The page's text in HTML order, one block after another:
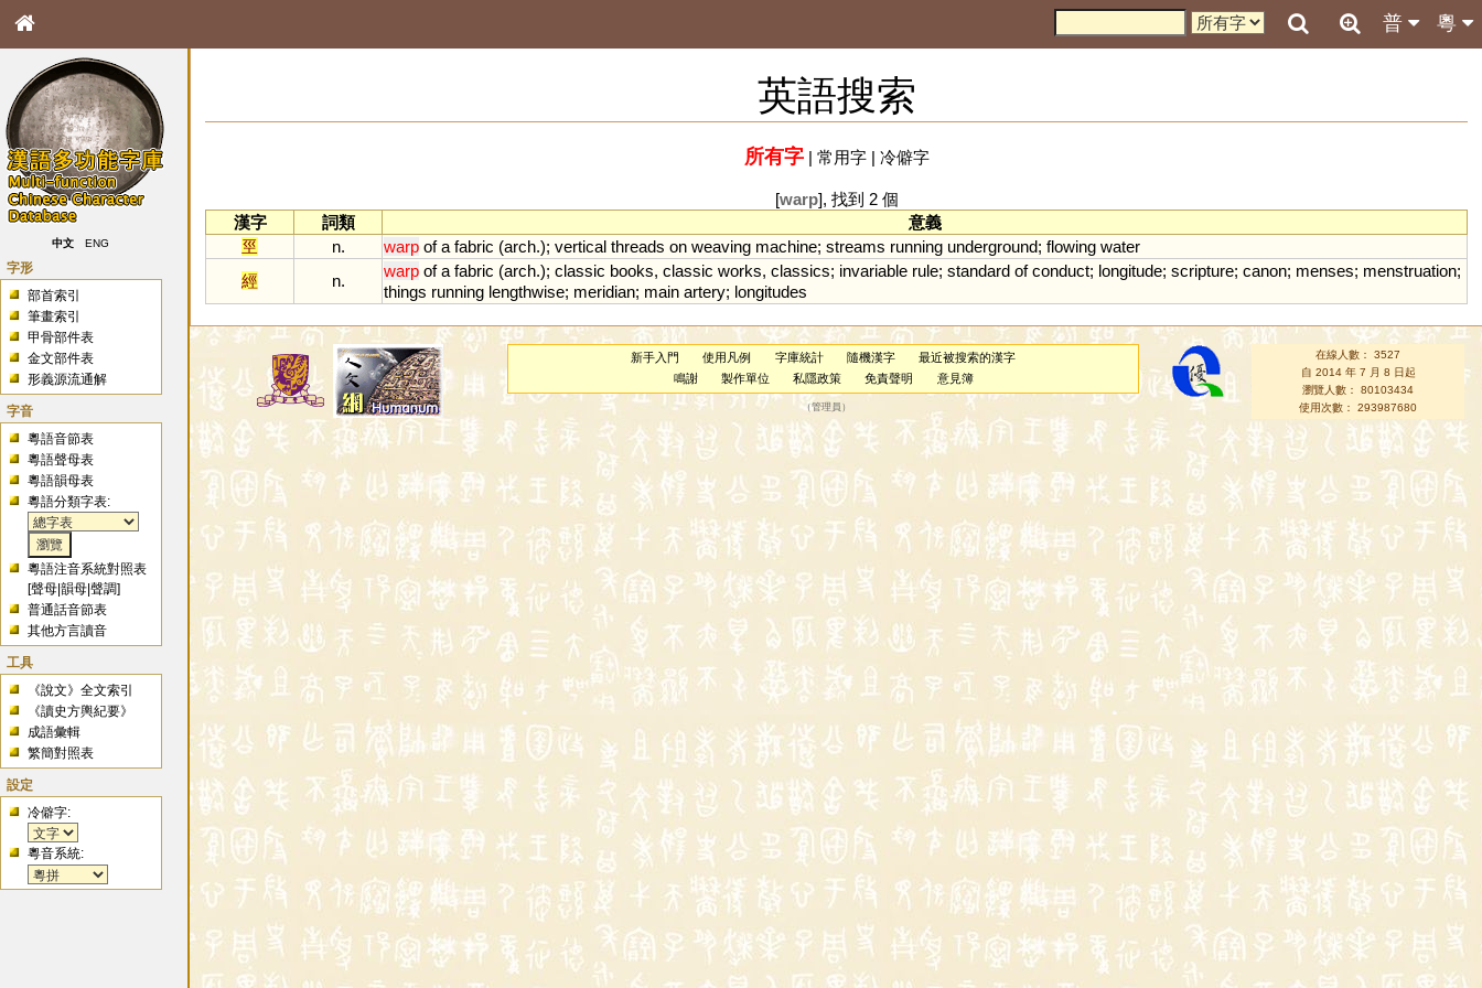
粵
普
中文 ENG
字形
部首索引
筆畫索引
甲骨部件表
金文部件表
形義源流通解
字音
粵語音節表
粵語聲母表
粵語韻母表
粵語分類字表:
粵語注音系統對照表
[聲母 |韻母 |聲調]
普通話音節表
其他方言讀音
工具
《說文》全文索引
《讀史方輿紀要》
成語彙輯
繁簡對照表
設定
冷僻字:
粵音系統:
英語搜索
所有字| 常用字| 冷僻字
[warp], 找到 2 個
漢字
詞類
意義
巠
n. warp of a fabric (arch.); vertical threads on weaving machine; streams running underground; flowing water
經
n.
warp of a fabric (arch.); classic books, classic works, classics; invariable rule; standard of conduct; longitude; scripture; canon; menses; menstruation;
things running lengthwise; meridian; main artery; longitudes
新手入門 使用凡例 字庫統計 隨機漢字
最近被搜索的漢字
鳴謝
製作單位 私隱政策 免責聲明 意見簿
（管理員 ）
在線人數： 3527
自 2014 年 7 月 8 日起
瀏覽人數： 80103434
使用次數： 293987680